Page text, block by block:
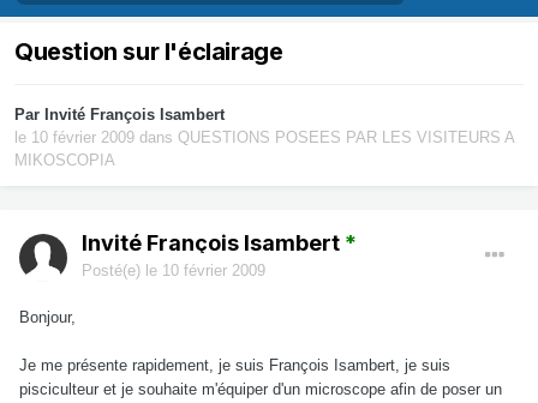
Question sur l'éclairage
Par Invité François Isambert
le 10 février 2009 dans QUESTIONS POSEES PAR LES VISITEURS A
MIKOSCOPIA
Invité François Isambert *
Posté(e) le 10 février 2009
Bonjour,
Je me présente rapidement, je suis François Isambert, je suis
pisciculteur et je souhaite m'équiper d'un microscope afin de poser un